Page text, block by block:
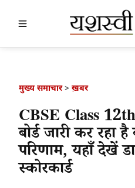
मुख्य समाचार> ख़बर
CBSE Class
बोर्ड जारी कर रहा
परिणाम, यहाँ देखें
स्कोरकार्ड